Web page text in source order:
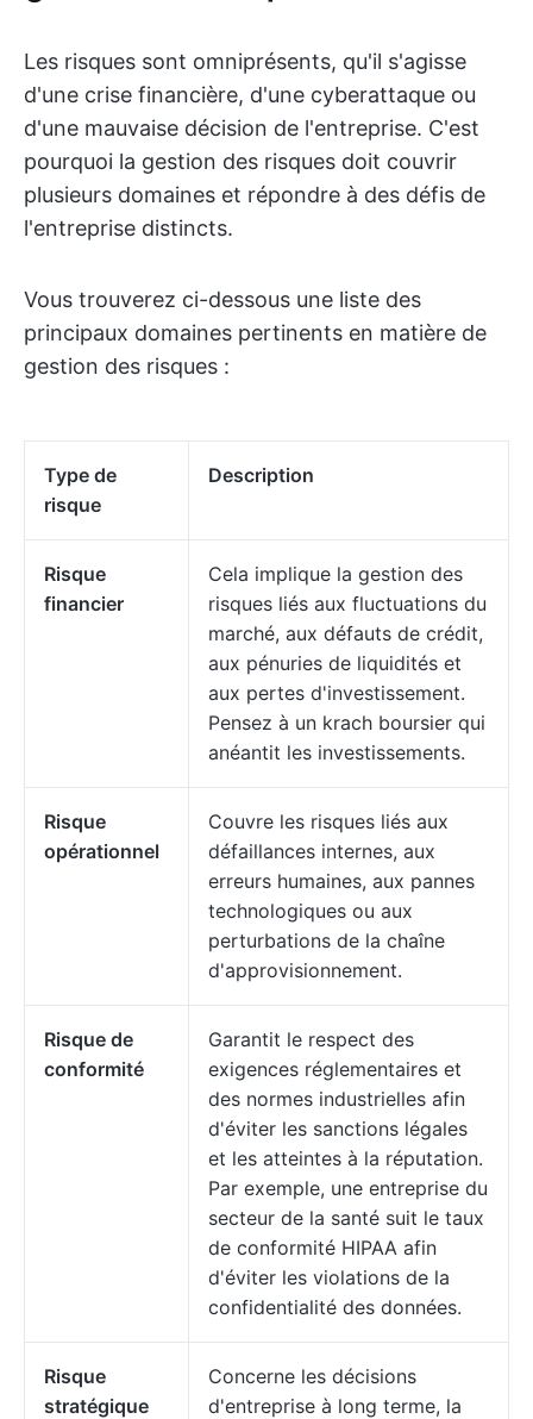
Les risques sont omniprésents, qu'il s'agisse
d'une crise financière, d'une cyberattaque ou
d'une mauvaise décision de l'entreprise. C'est
pourquoi la gestion des risques doit couvrir
plusieurs domaines et répondre à des défis de
l'entreprise distincts.
Vous trouverez ci-dessous une liste des
principaux domaines pertinents en matière de
gestion des risques :
Type de
risque
Description
Risque
financier
Cela implique la gestion des
risques liés aux fluctuations du
marché, aux défauts de crédit,
aux pénuries de liquidités et
aux pertes d'investissement.
Pensez à un krach boursier qui
anéantit les investissements.
Risque
opérationnel
Couvre les risques liés aux
défaillances internes, aux
erreurs humaines, aux pannes
technologiques ou aux
perturbations de la chaîne
d'approvisionnement.
Risque de
conformité
Garantit le respect des
exigences réglementaires et
des normes industrielles afin
d'éviter les sanctions légales
et les atteintes à la réputation.
Par exemple, une entreprise du
secteur de la santé suit le taux
de conformité HIPAA afin
d'éviter les violations de la
confidentialité des données.
Risque
stratégique
Concerne les décisions
d'entreprise à long terme, la